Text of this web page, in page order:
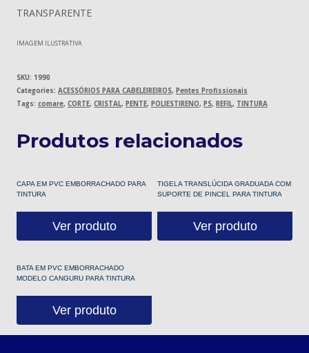
TRANSPARENTE
IMAGEM ILUSTRATIVA
SKU: 1990
Categories: ACESSÓRIOS PARA CABELEIREIROS, Pentes Profissionais
Tags: comare, CORTE, CRISTAL, PENTE, POLIESTIRENO, PS, REFIL, TINTURA
Produtos relacionados
CAPA EM PVC EMBORRACHADO PARA
TINTURA
Ver produto
TIGELA TRANSLÚCIDA GRADUADA COM
SUPORTE DE PINCEL PARA TINTURA
Ver produto
BATA EM PVC EMBORRACHADO
MODELO CANGURU PARA TINTURA
Ver produto